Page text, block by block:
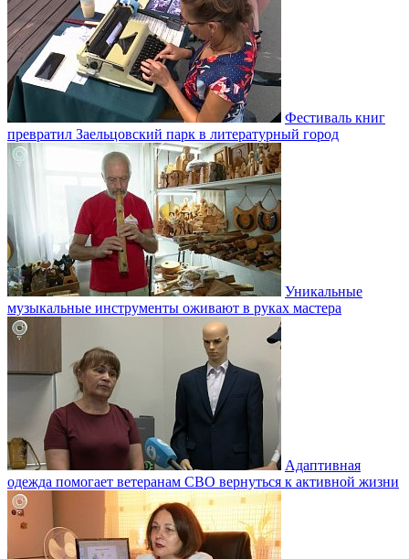
Фестиваль книг
превратил Заельцовский парк в литературный город
Уникальные
музыкальные инструменты оживают в руках мастера
Адаптивная
одежда помогает ветеранам СВО вернуться к активной жизни